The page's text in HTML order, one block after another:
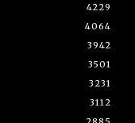
4229
4064
3942
3501
3231
3112